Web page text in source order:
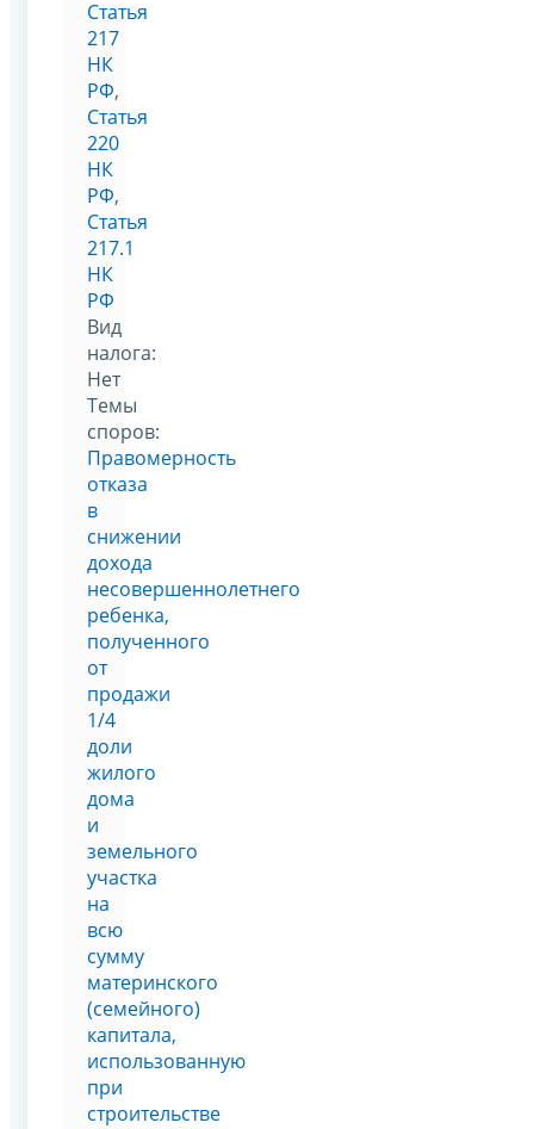
Статья
217
НК
РФ,
Статья
220
НК
РФ,
Статья
217.1
НК
РФ
Вид
налога:
Нет
Темы
споров:
Правомерность
отказа
в
снижении
дохода
несовершеннолетнего
ребенка,
полученного
от
продажи
1/4
доли
жилого
дома
и
земельного
участка
на
всю
сумму
материнского
(семейного)
капитала,
использованную
при
строительстве